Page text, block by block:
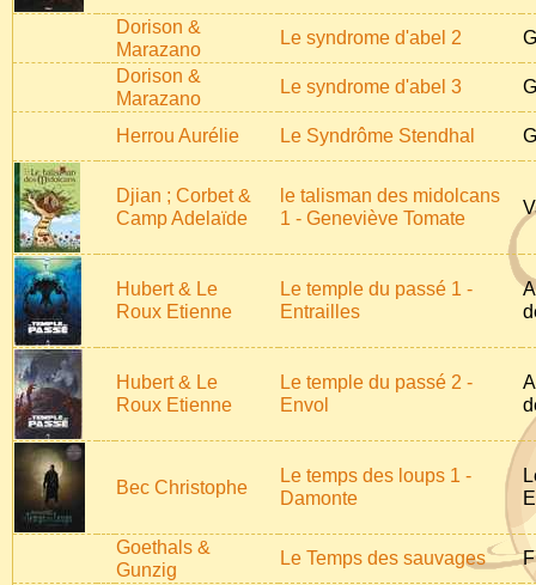
Dorison &
Marazano
Le syndrome d'abel 2
Dorison &
Marazano
Le syndrome d'abel 3
Herrou Aurélie Le Syndrôme Stendhal
Djian ; Corbet &
Camp Adelaïde
le talisman des midolcans
1 - Geneviève Tomate
Hubert & Le
Roux Etienne
Le temple du passé 1 -
Entrailles
Hubert & Le
Roux Etienne
Le temple du passé 2 -
Envol
Bec Christophe
Le temps des loups 1 -
Damonte
Goethals &
Gunzig
Le Temps des sauvages